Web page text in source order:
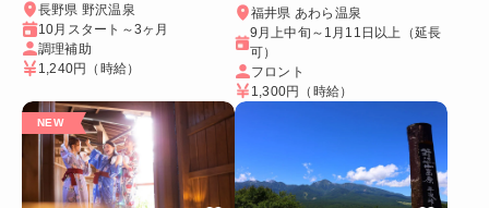
長野県 野沢温泉
10月スタート～3ヶ月
調理補助
1,240円 （時給）
福井県 あわら温泉
9月上中旬～1月11日以上（延長
可）
フロント
1,300円 （時給）